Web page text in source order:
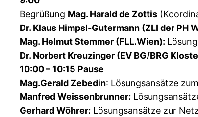
Begrüßung Mag. Harald de Zottis
Dr. Klaus Himpsl-Gutermann (ZLI der PH
Mag. Helmut Stemmer (FLL.Wien):
Dr. Norbert Kreuzinger (EV BG/BRG
10:00 – 10:15 Pause
Mag.Gerald Zebedin: Lösungsansätze
Manfred Weissenbrunner:
Gerhard Wöhrer: Lösungsansätze zur